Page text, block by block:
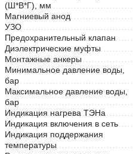
(Ш*В*Г), мм
Магниевый анод
УЗО
Предохранительный клапан
Диэлектрические муфты
Монтажные анкеры
Минимальное давление воды,
бар
Максимальное давление воды,
бар
Индикация нагрева ТЭНа
Индикация включения в сеть
Индикация поддержания
температуры